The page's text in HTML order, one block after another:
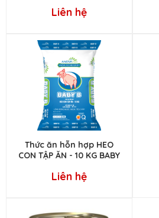
Liên hệ
Thức ăn hỗn hợp HEO
CON TẬP ĂN - 10 KG BABY
Liên hệ